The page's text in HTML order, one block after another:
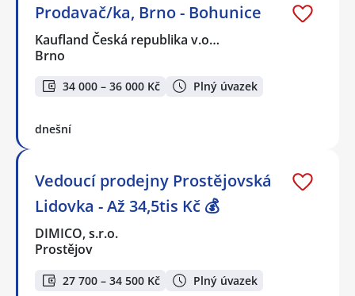
Prodavač/ka, Brno - Bohunice
Kaufland Česká republika v.o…
Brno
34 000 – 36 000 Kč Plný úvazek
dnešní
Vedoucí prodejny Prostějovská
Lidovka - Až 34,5tis Kč 💰
DIMICO, s.r.o.
Prostějov
27 700 – 34 500 Kč Plný úvazek